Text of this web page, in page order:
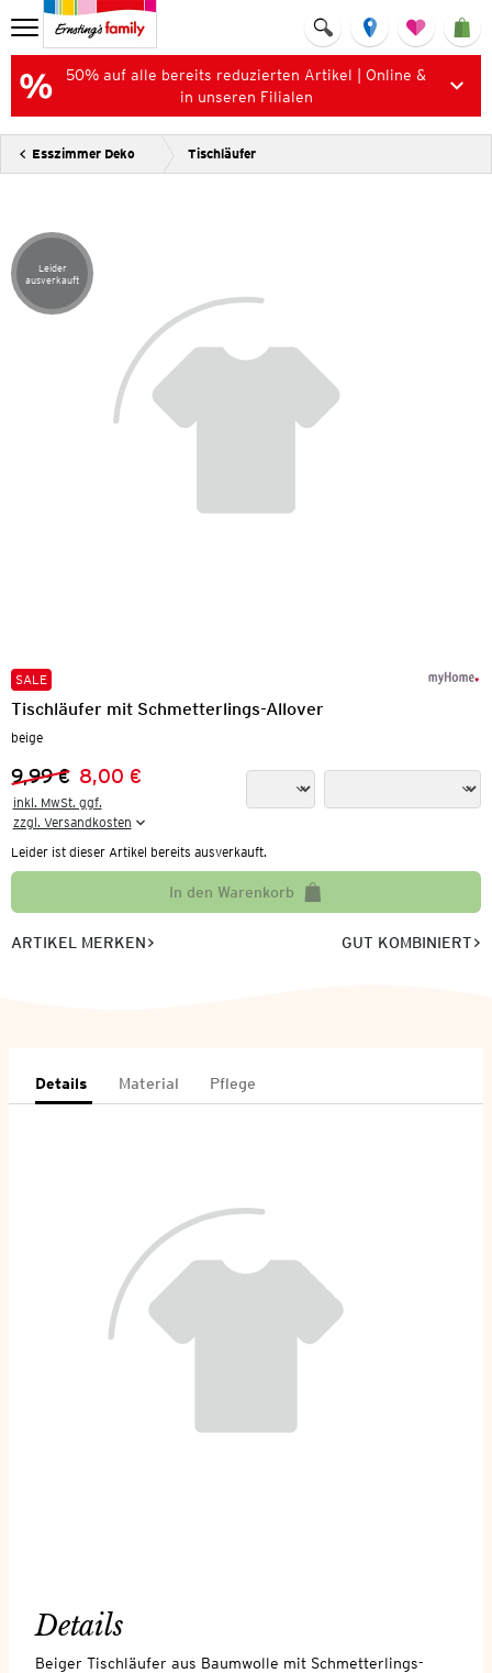
50% auf alle bereits reduzierten Artikel | Online &
in unseren Filialen
Esszimmer Deko Tischläufer
Artikel leider ausverkauft
Leider
ausverkauft
SALE
Tischläufer mit Schmetterlings-Allover
beige
Vorheriger Preis:
9,99 €
Neuer Preis:
8,00 €
inkl. MwSt. ggf.
zzgl. Versandkosten
Leider ist dieser Artikel bereits ausverkauft.
In den Warenkorb
ARTIKEL MERKEN GUT KOMBINIERT
Details Material Pflege
Details
Beiger Tischläufer aus Baumwolle mit Schmetterlings-